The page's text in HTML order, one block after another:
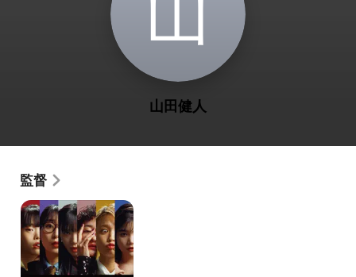
山田健人
監督
BiSH
presents
PCR
is
PAiPAi
CHiNCHiN